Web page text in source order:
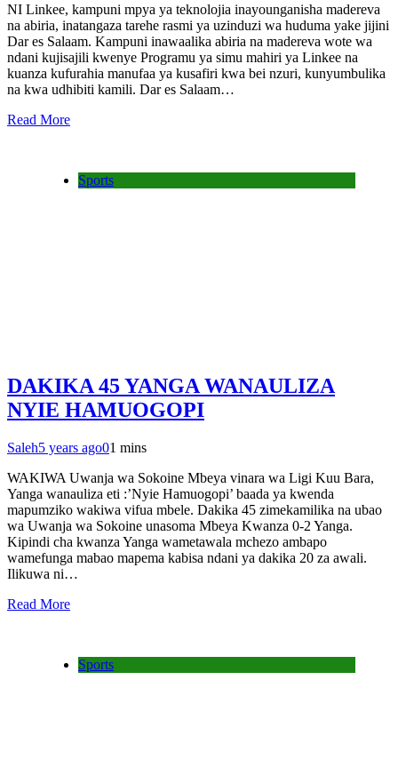
NI Linkee, kampuni mpya ya teknolojia inayounganisha madereva
na abiria, inatangaza tarehe rasmi ya uzinduzi wa huduma yake jijini
Dar es Salaam. Kampuni inawaalika abiria na madereva wote wa
ndani kujisajili kwenye Programu ya simu mahiri ya Linkee na
kuanza kufurahia manufaa ya kusafiri kwa bei nzuri, kunyumbulika
na kwa udhibiti kamili. Dar es Salaam…
Read More
Sports
DAKIKA 45 YANGA WANAULIZA
NYIE HAMUOGOPI
Saleh5 years ago01 mins
WAKIWA Uwanja wa Sokoine Mbeya vinara wa Ligi Kuu Bara,
Yanga wanauliza eti :’Nyie Hamuogopi’ baada ya kwenda
mapumziko wakiwa vifua mbele. Dakika 45 zimekamilika na ubao
wa Uwanja wa Sokoine unasoma Mbeya Kwanza 0-2 Yanga.
Kipindi cha kwanza Yanga wametawala mchezo ambapo
wamefunga mabao mapema kabisa ndani ya dakika 20 za awali.
Ilikuwa ni…
Read More
Sports